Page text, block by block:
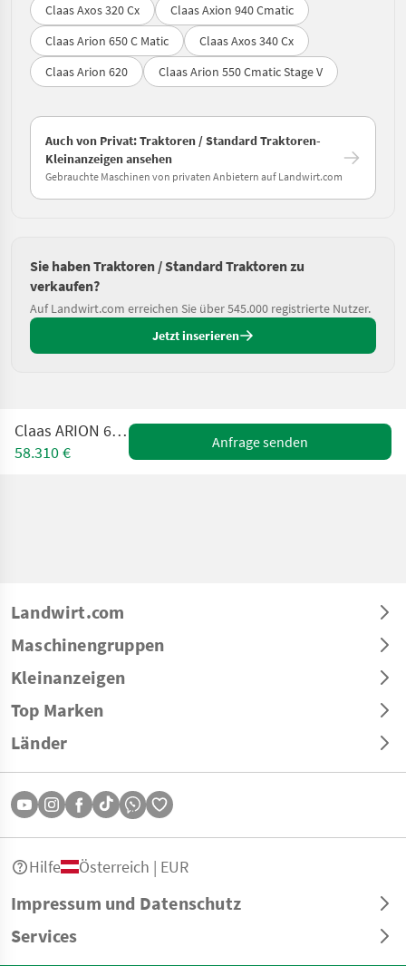
Claas Axos 320 Cx
Claas Axion 940 Cmatic
Claas Arion 650 C Matic
Claas Axos 340 Cx
Claas Arion 620
Claas Arion 550 Cmatic Stage V
Auch von Privat: Traktoren / Standard Traktoren-
Kleinanzeigen ansehen
Gebrauchte Maschinen von privaten Anbietern auf Landwirt.com
Sie haben Traktoren / Standard Traktoren zu
verkaufen?
Auf Landwirt.com erreichen Sie über 545.000 registrierte Nutzer.
Jetzt inserieren
Claas ARION 650 CMATIC
58.310 €
Anfrage senden
Landwirt.com
Maschinengruppen
Kleinanzeigen
Top Marken
Länder
Impressum und Datenschutz
Services
Hilfe Österreich | EUR